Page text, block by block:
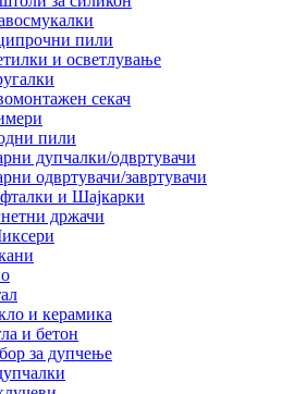
пили
и осветлување
секач
пили
дупчалки/одвртувачи
одвртувачи/завртувачи
и Шајкарки
држачи
и керамика
и бетон
за дупчење